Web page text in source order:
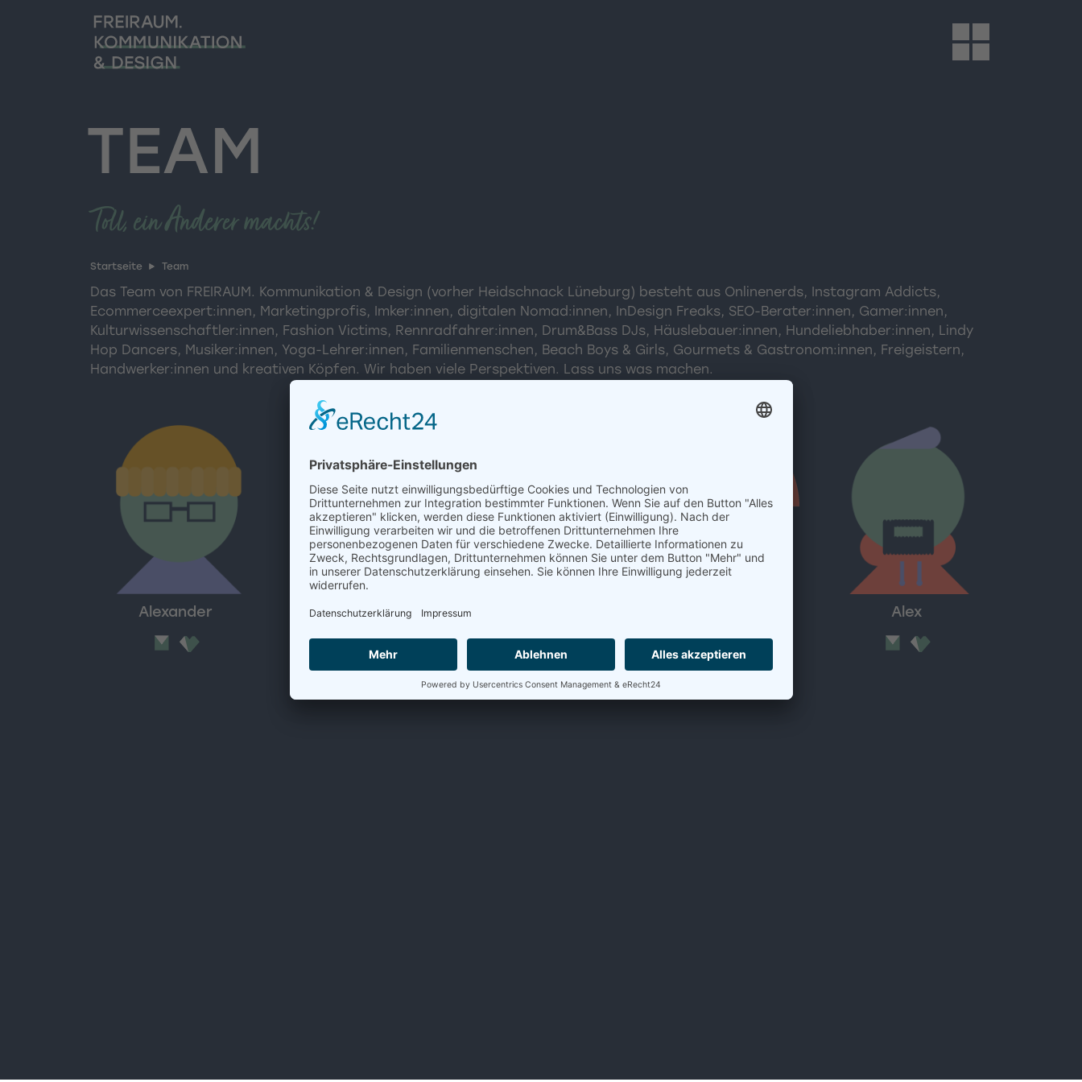
TEAM
Toll, ein Anderer machts!
Startseite Team
Das Team von FREIRAUM. Kommunikation & Design (vorher Heidschnack Lüneburg) besteht aus Onlinenerds, Instagram Addicts,
Ecommerceexpert:innen, Marketingprofis, Imker:innen, digitalen Nomad:innen, InDesign Freaks, SEO-Berater:innen, Gamer:innen,
Kulturwissenschaftler:innen, Fashion Victims, Rennradfahrer:innen, Drum&Bass DJs, Häuslebauer:innen, Hundeliebhaber:innen, Lindy
Hop Dancers, Musiker:innen, Yoga-Lehrer:innen, Familienmenschen, Beach Boys & Girls, Gourmets & Gastronom:innen, Freigeistern,
Handwerker:innen und kreativen Köpfen. Wir haben viele Perspektiven. Lass uns was machen.
Alexander Paula Alex